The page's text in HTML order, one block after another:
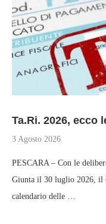
Ta.Ri. 2026, ecco
3 Agosto 2026
PESCARA – Con le
Giunta il 30 luglio 2026, il
calendario delle …